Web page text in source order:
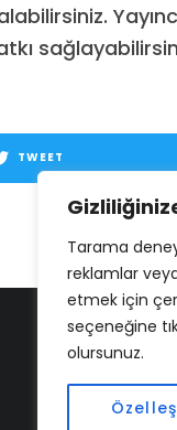
Tarama
reklamlar
etmek için
seçeneğine
olursunuz.
TWEET